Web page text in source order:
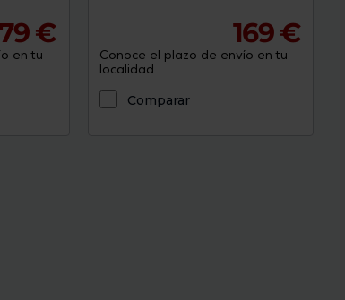
€
en tu
169 €
Conoce el plazo de envío en tu
localidad...
Comparar